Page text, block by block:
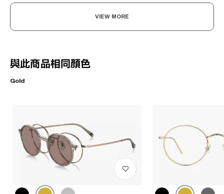
VIEW MORE
與此商品相同顏色
Gold